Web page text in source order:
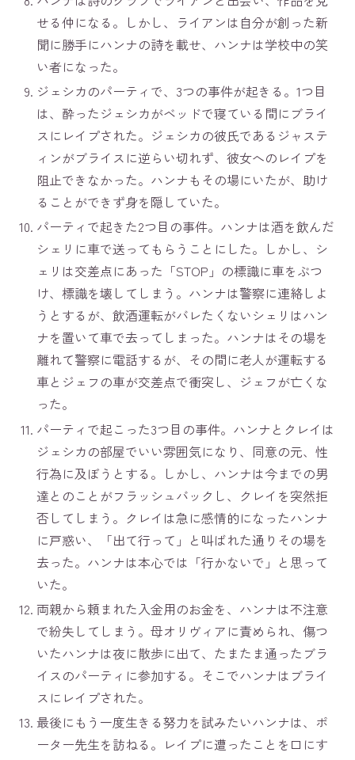
せる仲になる。しかし、ライアンは自分が創った新
聞に勝手にハンナの詩を載せ、ハンナは学校中の笑
い者になった。
ジェシカのパーティで、3つの事件が起きる。1つ目
は、酔ったジェシカがベッドで寝ている間にブライ
スにレイプされた。ジェシカの彼氏であるジャステ
ィンがブライスに逆らい切れず、彼女へのレイプを
阻止できなかった。ハンナもその場にいたが、助け
ることができず身を隠していた。
パーティで起きた2つ目の事件。ハンナは酒を飲んだ
シェリに車で送ってもらうことにした。しかし、シ
ェリは交差点にあった「STOP」の標識に車をぶつ
け、標識を壊してしまう。ハンナは警察に連絡しよ
うとするが、飲酒運転がバレたくないシェリはハン
ナを置いて車で去ってしまった。ハンナはその場を
離れて警察に電話するが、その間に老人が運転する
車とジェフの車が交差点で衝突し、ジェフが亡くな
った。
パーティで起こった3つ目の事件。ハンナとクレイは
ジェシカの部屋でいい雰囲気になり、同意の元、性
行為に及ぼうとする。しかし、ハンナは今までの男
達とのことがフラッシュバックし、クレイを突然拒
否してしまう。クレイは急に感情的になったハンナ
に戸惑い、「出て行って」と叫ばれた通りその場を
去った。ハンナは本心では「行かないで」と思って
いた。
両親から頼まれた入金用のお金を、ハンナは不注意
で紛失してしまう。母オリヴィアに責められ、傷つ
いたハンナは夜に散歩に出て、たまたま通ったブラ
イスのパーティに参加する。そこでハンナはブライ
スにレイプされた。
最後にもう一度生きる努力を試みたいハンナは、ポ
ーター先生を訪ねる。レイプに遭ったことを口にす